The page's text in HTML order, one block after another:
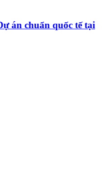
án chuẩn quốc tế tại